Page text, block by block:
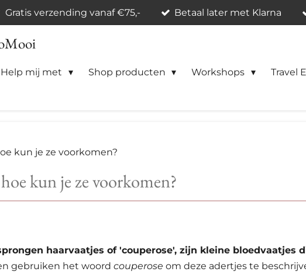
Gratis verzending vanaf €75,- Betaal later met Klarna
Help mij met Shop producten Workshops
Travel
kun je ze voorkomen?
kun je ze voorkomen?
haarvaatjes of 'couperose', zijn kleine bloedvaatjes
gebruiken het woord couperose om deze adertjes te